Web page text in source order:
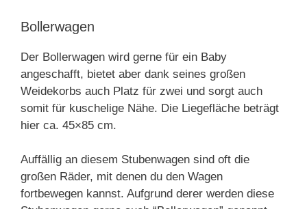
Bollerwagen
Der Bollerwagen wird gerne für ein Baby
angeschafft, bietet aber dank seines großen
Weidekorbs auch Platz für zwei und sorgt auch
somit für kuschelige Nähe. Die Liegefläche beträgt
hier ca. 45×85 cm.
Auffällig an diesem Stubenwagen sind oft die
großen Räder, mit denen du den Wagen
fortbewegen kannst. Aufgrund derer werden diese